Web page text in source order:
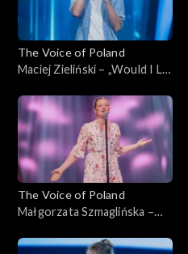
The Voice of Poland
Maciej Zieliński – „Would I Lie
Poland”, Przesłuchania w
ciemno, 4 października 2025
The Voice of Poland
Małgorzata Szmaglińska –
Poland”, Przesłuchania w